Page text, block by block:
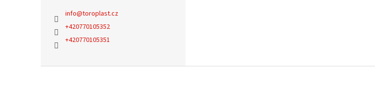
info@toroplast.cz
+420770105352
+420770105351